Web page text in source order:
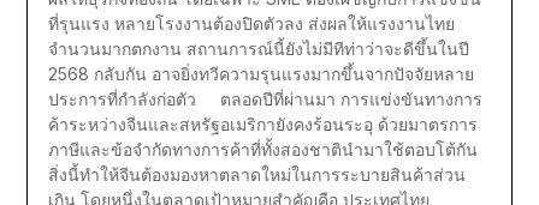
ที่รุนแรง หลายโรงงานต้องปิดตัวลง ส่งผลให้แรงงานไทย
จำนวนมากตกงาน สถานการณ์นี้ยังไม่มีทีท่าว่าจะดีขึ้นในปี
2568 กลับกัน อาจยิ่งทวีความรุนแรงมากขึ้นจากปัจจัยหลาย
ประการที่กำลังก่อตัว ตลอดปีที่ผ่านมา การแข่งขันทางการ
ค้าระหว่างจีนและสหรัฐอเมริกายังคงร้อนระอุ ด้วยมาตรการ
ภาษีและข้อจำกัดทางการค้าที่ทั้งสองชาตินำมาใช้ตอบโต้กัน
สิ่งนี้ทำให้จีนต้องมองหาตลาดใหม่ในการระบายสินค้าส่วน
เกิน โดยหนึ่งในตลาดเป้าหมายสำคัญคือ ประเทศไทย